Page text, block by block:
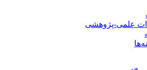
علمی-پژوهشی